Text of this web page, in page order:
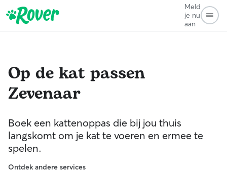
Meld
je nu
aan
Op de kat passen
Zevenaar
Boek een kattenoppas die bij jou thuis
langskomt om je kat te voeren en ermee te
spelen.
Ontdek andere services